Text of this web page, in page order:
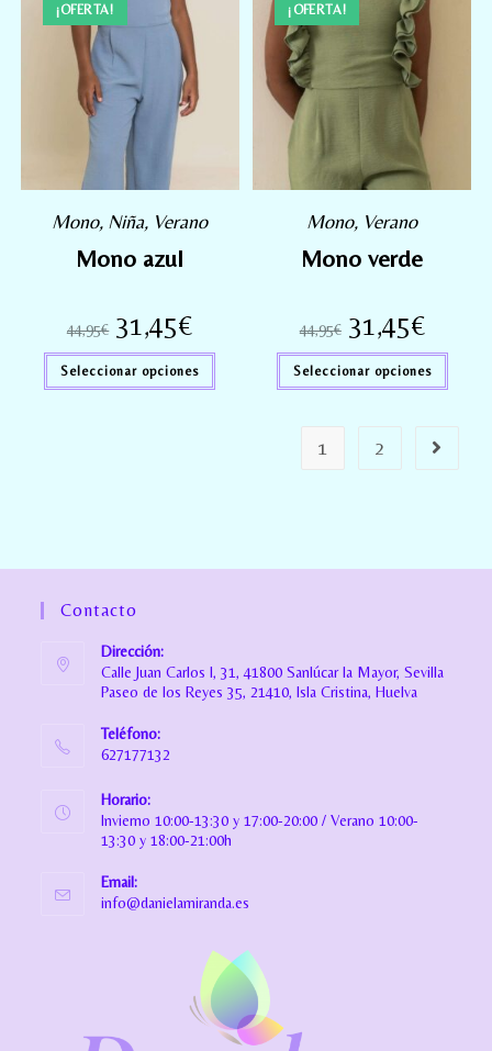
¡OFERTA!
Mono, Niña, Verano
Mono azul
44,95€ 31,45€
Seleccionar opciones
¡OFERTA!
Mono, Verano
Mono verde
44,95€ 31,45€
Seleccionar opciones
1 2
Contacto
Dirección:
Calle Juan Carlos I, 31, 41800 Sanlúcar la Mayor, Sevilla
Paseo de los Reyes 35, 21410, Isla Cristina, Huelva
Teléfono:
627177132
Horario:
Invierno 10:00-13:30 y 17:00-20:00 / Verano 10:00-
13:30 y 18:00-21:00h
Email:
info@danielamiranda.es